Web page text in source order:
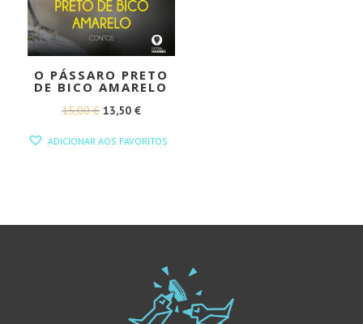
O PÁSSARO PRETO
DE BICO AMARELO
15,00€ O
13,50 €O
ADICIONAR AOS FAVORITOS